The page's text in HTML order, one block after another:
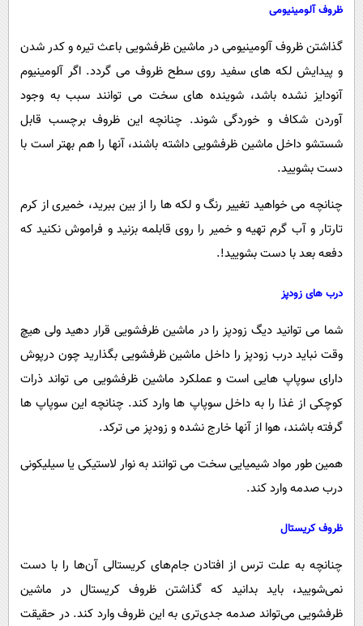
ظروف آلومینیومی
گذاشتن ظروف آلومینیومی در ماشین ظرفشویی باعث تیره و کدر شدن
و پیدایش لکه های سفید روی سطح ظروف می گردد. اگر آلومینیوم
آنودایز نشده باشد، شوینده های سخت می توانند سبب به وجود
آوردن شکاف و خوردگی شوند. چنانچه این ظروف برچسب قابل
شستشو داخل ماشین ظرفشویی داشته باشند، آنها را هم بهتر است با
دست بشویید.
چنانچه می خواهید تغییر رنگ و لکه ها را از بین ببرید، خمیری از کرم
تارتار و آب گرم تهیه و خمیر را روی قابلمه بزنید و فراموش نکنید که
دفعه بعد با دست بشویید!.
درب های زودپز
شما می توانید دیگ زودپز را در ماشین ظرفشویی قرار دهید ولی هیچ
وقت نباید درب زودپز را داخل ماشین ظرفشویی بگذارید چون درپوش
دارای سوپاپ هایی است و عملکرد ماشین ظرفشویی می تواند ذرات
کوچکی از غذا را به داخل سوپاپ ها وارد کند. چنانچه این سوپاپ ها
گرفته باشند، هوا از آنها خارج نشده و زودپز می ترکد.
همین طور مواد شیمیایی سخت می توانند به نوار لاستیکی یا سیلیکونی
درب صدمه وارد کند.
ظروف کریستال
چنانچه به علت ترس از افتادن جام‌های کریستالی آن‌ها را با دست
نمی‌شویید، باید بدانید که گذاشتن ظروف کریستال در ماشین
ظرفشویی می‌‌تواند صدمه جدی‌تری به این ظروف وارد کند. در حقیقت